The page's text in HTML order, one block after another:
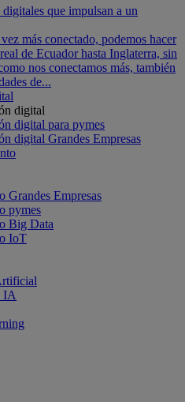
que impulsan a un
más conectado, podemos hacer
de Ecuador hasta Inglaterra, sin
nos conectamos más, también
de...
digital
digital para pymes
digital Grandes Empresas
Grandes Empresas
pymes
Big Data
IoT
IA